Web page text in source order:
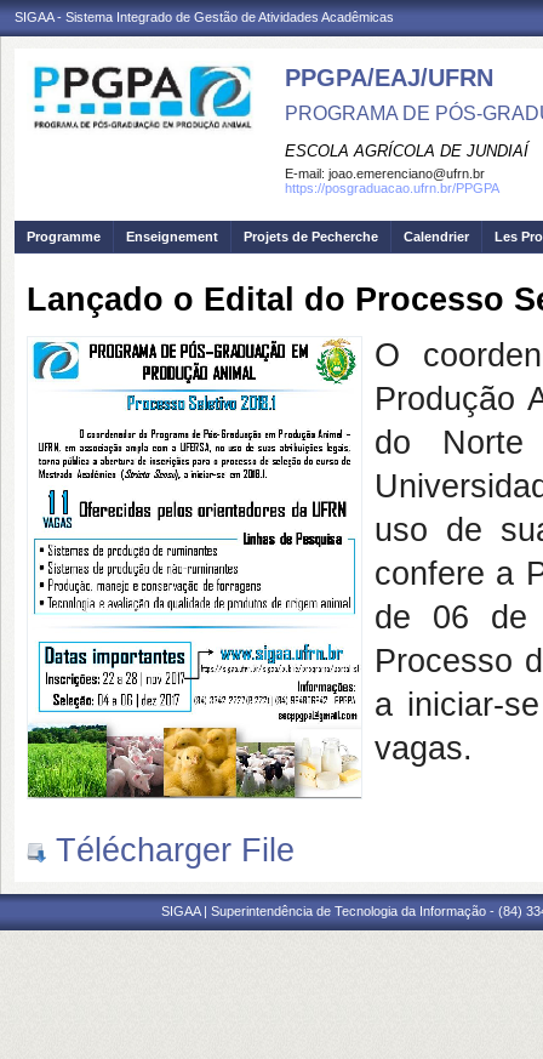
SIGAA - Sistema Integrado de Gestão de Atividades Acadêmicas
PPGPA/EAJ/UFRN
PROGRAMA DE PÓS-
ESCOLA AGRÍCOLA DE JUNDIAÍ
E-mail: joao.emerenciano@ufrn.br
https://posgraduacao.ufrn.br/PPGPA
Programme Enseignement Projets de Pecherche Calendrier Les
Lançado o Edital do Processo
O
Produção
do Norte
uso de
confere a
de 06 de
Processo
a iniciar-
vagas.
Télécharger File
SIGAA | Superintendência de Tecnologia da Informação - (84)